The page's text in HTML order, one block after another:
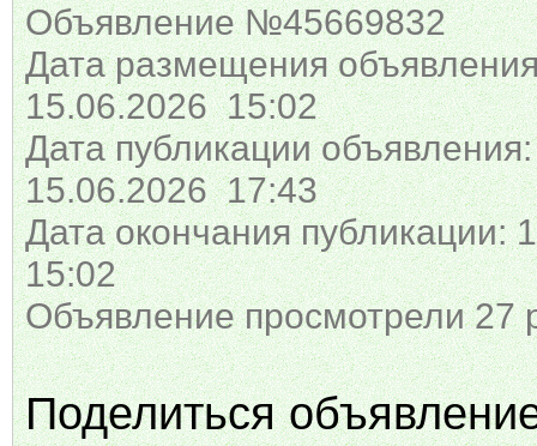
Объявление №45669832
Дата размещения
15.06.2026 15:02
Дата публикации объявления:
15.06.2026 17:43
Дата окончания публикации:
15:02
Объявление просмотрели 27
Поделиться